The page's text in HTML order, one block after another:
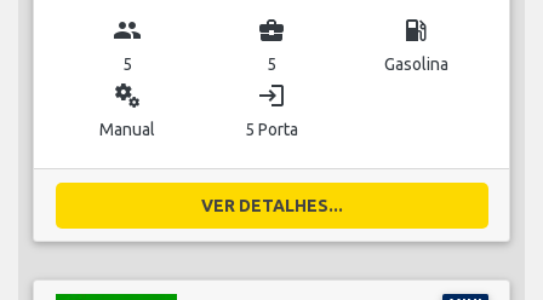
group
5
business_center
5
local_gas_station
Gasolina
miscellaneous_services
Manual
login
5 Porta
VER DETALHES...